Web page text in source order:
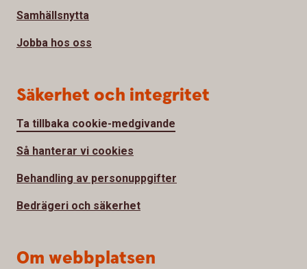
Samhällsnytta
Jobba hos oss
Säkerhet och integritet
Ta tillbaka cookie-medgivande
Så hanterar vi cookies
Behandling av personuppgifter
Bedrägeri och säkerhet
Om webbplatsen